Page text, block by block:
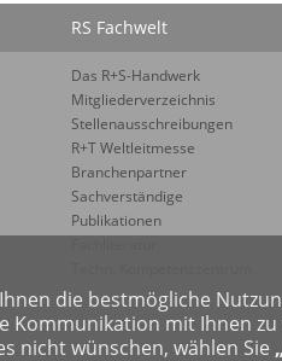
RS Fachwelt
Das R+S-Handwerk
Mitgliederverzeichnis
Stellenausschreibungen
R+T Weltleitmesse
Branchenpartner
Sachverständige
Publikationen
die bestmögliche
Kommunikation mit Ihnen zu
nicht wünschen, wählen Sie